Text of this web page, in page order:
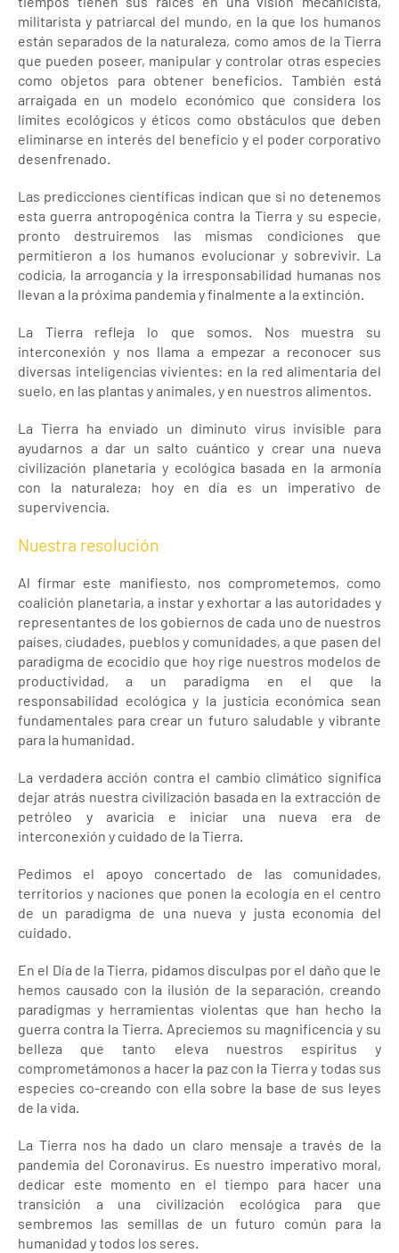
militarista y patriarcal del mundo, en la que los humanos
están separados de la naturaleza, como amos de la Tierra
que pueden poseer, manipular y controlar otras especies
como objetos para obtener beneficios. También está
arraigada en un modelo económico que considera los
límites ecológicos y éticos como obstáculos que deben
eliminarse en interés del beneficio y el poder corporativo
desenfrenado.
Las predicciones científicas indican que si no detenemos
esta guerra antropogénica contra la Tierra y su especie,
pronto destruiremos las mismas condiciones que
permitieron a los humanos evolucionar y sobrevivir. La
codicia, la arrogancia y la irresponsabilidad humanas nos
llevan a la próxima pandemia y finalmente a la extinción.
La Tierra refleja lo que somos. Nos muestra su
interconexión y nos llama a empezar a reconocer sus
diversas inteligencias vivientes: en la red alimentaria del
suelo, en las plantas y animales, y en nuestros alimentos.
La Tierra ha enviado un diminuto virus invisible para
ayudarnos a dar un salto cuántico y crear una nueva
civilización planetaria y ecológica basada en la armonía
con la naturaleza; hoy en día es un imperativo de
supervivencia.
Nuestra resolución
Al firmar este manifiesto, nos comprometemos, como
coalición planetaria, a instar y exhortar a las autoridades y
representantes de los gobiernos de cada uno de nuestros
países, ciudades, pueblos y comunidades, a que pasen del
paradigma de ecocidio que hoy rige nuestros modelos de
productividad, a un paradigma en el que la
responsabilidad ecológica y la justicia económica sean
fundamentales para crear un futuro saludable y vibrante
para la humanidad.
La verdadera acción contra el cambio climático significa
dejar atrás nuestra civilización basada en la extracción de
petróleo y avaricia e iniciar una nueva era de
interconexión y cuidado de la Tierra.
Pedimos el apoyo concertado de las comunidades,
territorios y naciones que ponen la ecología en el centro
de un paradigma de una nueva y justa economía del
cuidado.
En el Día de la Tierra, pidamos disculpas por el daño que le
hemos causado con la ilusión de la separación, creando
paradigmas y herramientas violentas que han hecho la
guerra contra la Tierra. Apreciemos su magnificencia y su
belleza que tanto eleva nuestros espíritus y
comprometámonos a hacer la paz con la Tierra y todas sus
especies co-creando con ella sobre la base de sus leyes
de la vida.
La Tierra nos ha dado un claro mensaje a través de la
pandemia del Coronavirus. Es nuestro imperativo moral,
dedicar este momento en el tiempo para hacer una
transición a una civilización ecológica para que
sembremos las semillas de un futuro común para la
humanidad y todos los seres.